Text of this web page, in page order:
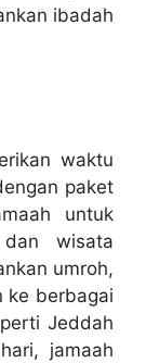
ibadah
waktu
paket
untuk
wisata
umroh,
ke berbagai
Jeddah
jamaah